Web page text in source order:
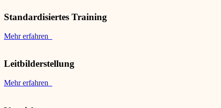
Standardisiertes Training
Mehr erfahren
Leitbilderstellung
Mehr erfahren